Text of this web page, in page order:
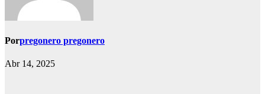
Porpregonero pregonero
Abr 14, 2025